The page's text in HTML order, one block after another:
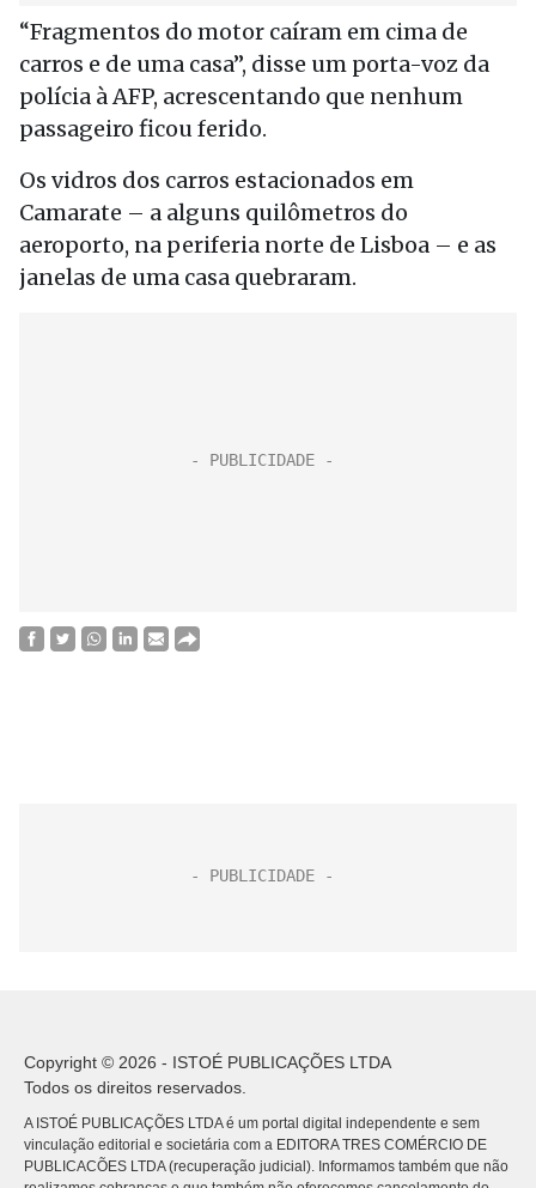
“Fragmentos do motor caíram em cima de
carros e de uma casa”, disse um porta-voz da
polícia à AFP, acrescentando que nenhum
passageiro ficou ferido.
Os vidros dos carros estacionados em
Camarate – a alguns quilômetros do
aeroporto, na periferia norte de Lisboa – e as
janelas de uma casa quebraram.
Copyright © 2026 - ISTOÉ PUBLICAÇÕES LTDA
Todos os direitos reservados.
A ISTOÉ PUBLICAÇÕES LTDA é um portal digital independente e sem
vinculação editorial e societária com a EDITORA TRES COMÉRCIO DE
PUBLICACÕES LTDA (recuperação judicial). Informamos também que não